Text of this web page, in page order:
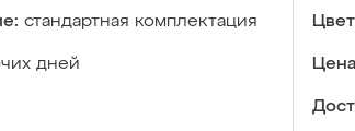
стандартная комплектация
дней